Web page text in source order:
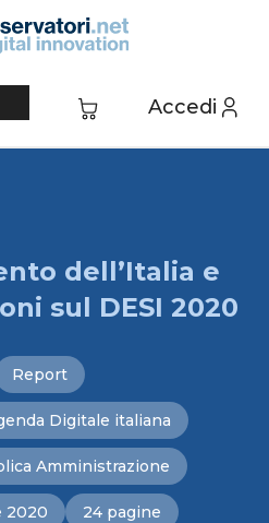
Accedi
dell’Italia e
sul DESI 2020
Report
Digitale italiana
Amministrazione
2020 24 pagine